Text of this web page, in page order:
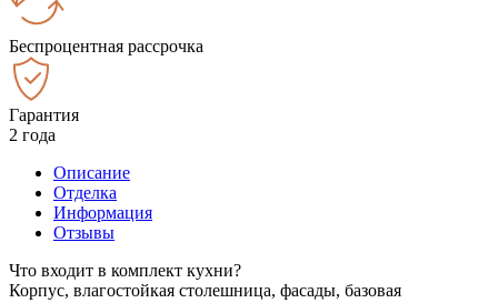
Беспроцентная рассрочка
Гарантия
2 года
Описание
Отделка
Информация
Отзывы
Что входит в комплект кухни?
Корпус, влагостойкая столешница, фасады, базовая